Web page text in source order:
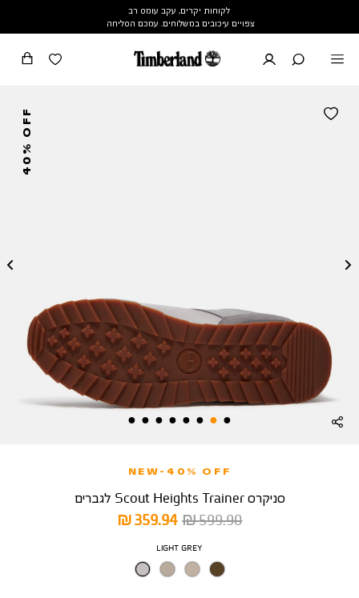
לקוחות יקרים, עקב עומס רב
צפויים עיכובים במשלוחים. עמכם הסליחה
40% OFF
NEW-40% OFF
סניקרס Scout Heights Trainer לגברים
מחיר
מוצר
359.94 ₪
מחיר
599.90 ₪
צבע
LIGHT GREY